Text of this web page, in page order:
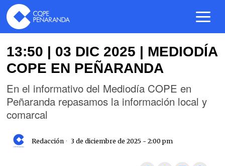
13:50 | 03 DIC 2025 | MEDIODÍA
COPE EN PEÑARANDA
En el informativo del Mediodía COPE en
Peñaranda repasamos la información local y
comarcal
Redacción 3 de diciembre de 2025 - 2:00 pm